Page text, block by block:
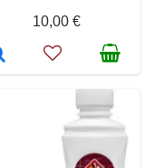
10,00 €